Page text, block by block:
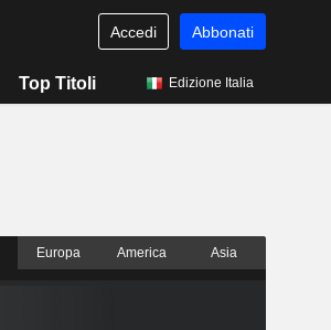
Accedi Abbonati
Top Titoli Edizione Italia
Europa America Asia